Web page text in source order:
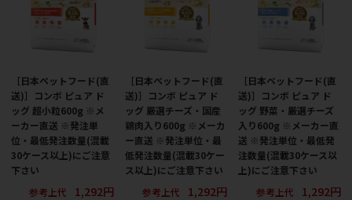
［日本ペットフード(直
送)］コンボ ピュア ド
ッグ 超小粒600g ※メ
ーカー直送 ※発注単
位・最低発注数量(混載
30ケース以上)にご注意
下さい
参考上代
1,292円
［日本ペットフード(直
送)］コンボ ピュア ド
ッグ 厳選チーズ・国産
鶏肉入り600g ※メーカ
ー直送 ※発注単位・最
低発注数量(混載30ケー
ス以上)にご注意下さい
参考上代
1,292円
［日本ペットフード(直
送)］コンボ ピュア ド
ッグ 野菜・厳選チーズ
入り600g ※メーカー直
送 ※発注単位・最低発
注数量(混載30ケース以
上)にご注意下さい
参考上代
1,292円